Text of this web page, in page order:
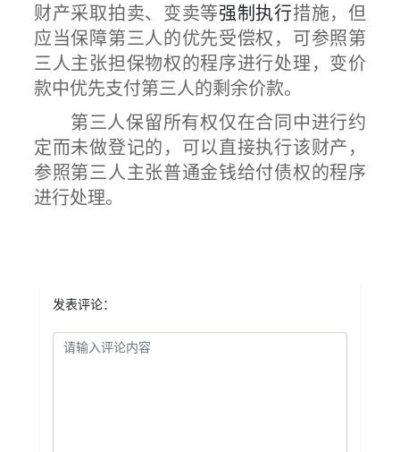
财产采取拍卖、变卖等强制执行措施，但
应当保障第三人的优先受偿权，可参照第
三人主张担保物权的程序进行处理，变价
款中优先支付第三人的剩余价款。
第三人保留所有权仅在合同中进行约
定而未做登记的，可以直接执行该财产，
参照第三人主张普通金钱给付债权的程序
进行处理。
发表评论：